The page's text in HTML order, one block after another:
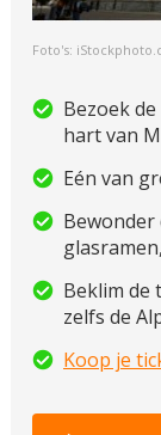
Foto's:
Bezoek
hart van
Eén van
Bewonder
Beklim de
zelfs de
Koop je